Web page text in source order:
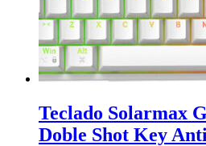
Teclado Solarmax
Doble Shot Key